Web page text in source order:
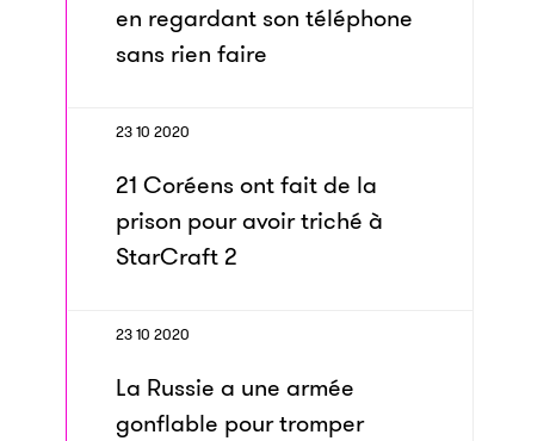
en regardant son téléphone
sans rien faire
23 10 2020
21 Coréens ont fait de la
prison pour avoir triché à
StarCraft 2
23 10 2020
La Russie a une armée
gonflable pour tromper